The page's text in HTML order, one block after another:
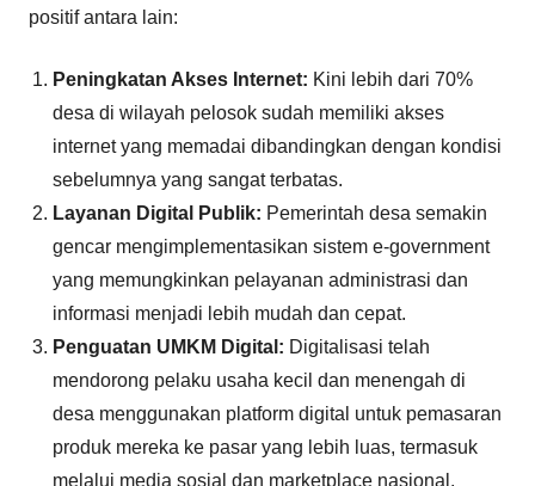
positif antara lain:
Peningkatan Akses Internet: Kini lebih dari 70%
desa di wilayah pelosok sudah memiliki akses
internet yang memadai dibandingkan dengan kondisi
sebelumnya yang sangat terbatas.
Layanan Digital Publik: Pemerintah desa semakin
gencar mengimplementasikan sistem e-government
yang memungkinkan pelayanan administrasi dan
informasi menjadi lebih mudah dan cepat.
Penguatan UMKM Digital: Digitalisasi telah
mendorong pelaku usaha kecil dan menengah di
desa menggunakan platform digital untuk pemasaran
produk mereka ke pasar yang lebih luas, termasuk
melalui media sosial dan marketplace nasional.